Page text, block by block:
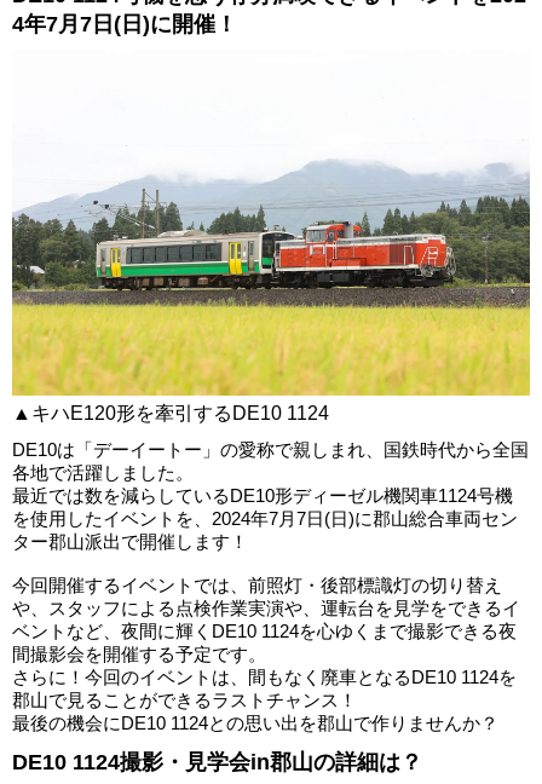
4年7月7日(日)に開催！
▲キハE120形を牽引するDE10 1124
DE10は「デーイートー」の愛称で親しまれ、国鉄時代から全国
各地で活躍しました。
最近では数を減らしているDE10形ディーゼル機関車1124号機
を使用したイベントを、2024年7月7日(日)に郡山総合車両セン
ター郡山派出で開催します！
今回開催するイベントでは、前照灯・後部標識灯の切り替え
や、スタッフによる点検作業実演や、運転台を見学をできるイ
ベントなど、夜間に輝くDE10 1124を心ゆくまで撮影できる夜
間撮影会を開催する予定です。
さらに！今回のイベントは、間もなく廃車となるDE10 1124を
郡山で見ることができるラストチャンス！
最後の機会にDE10 1124との思い出を郡山で作りませんか？
DE10 1124撮影・見学会in郡山の詳細は？